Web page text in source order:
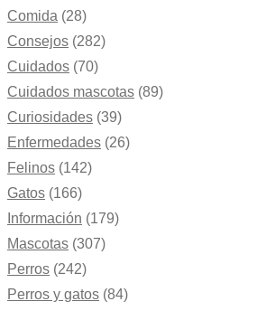
Comida (28)
Consejos (282)
Cuidados (70)
Cuidados mascotas (89)
Curiosidades (39)
Enfermedades (26)
Felinos (142)
Gatos (166)
Información (179)
Mascotas (307)
Perros (242)
Perros y gatos (84)